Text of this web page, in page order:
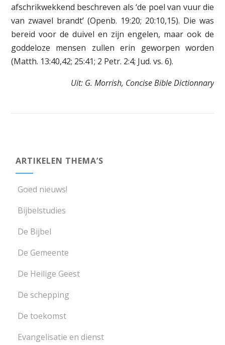
afschrikwekkend beschreven als ‘de poel van vuur die
van zwavel brandt’ (Openb. 19:20; 20:10,15). Die was
bereid voor de duivel en zijn engelen, maar ook de
goddeloze mensen zullen erin geworpen worden
(Matth. 13:40,42; 25:41; 2 Petr. 2:4; Jud. vs. 6).
Uit: G. Morrish, Concise Bible Dictionnary
ARTIKELEN THEMA’S
Goed nieuws!
Bijbelstudies
De Bijbel
De Gemeente
De Heilige Geest
De schepping
De toekomst
Evangelisatie en dienst